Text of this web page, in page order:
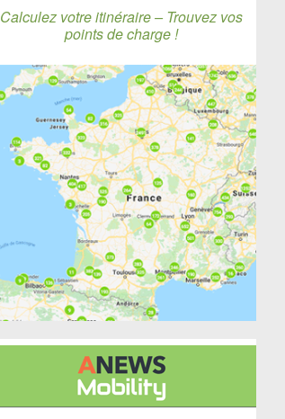
Calculez votre itinéraire – Trouvez vos
points de charge !